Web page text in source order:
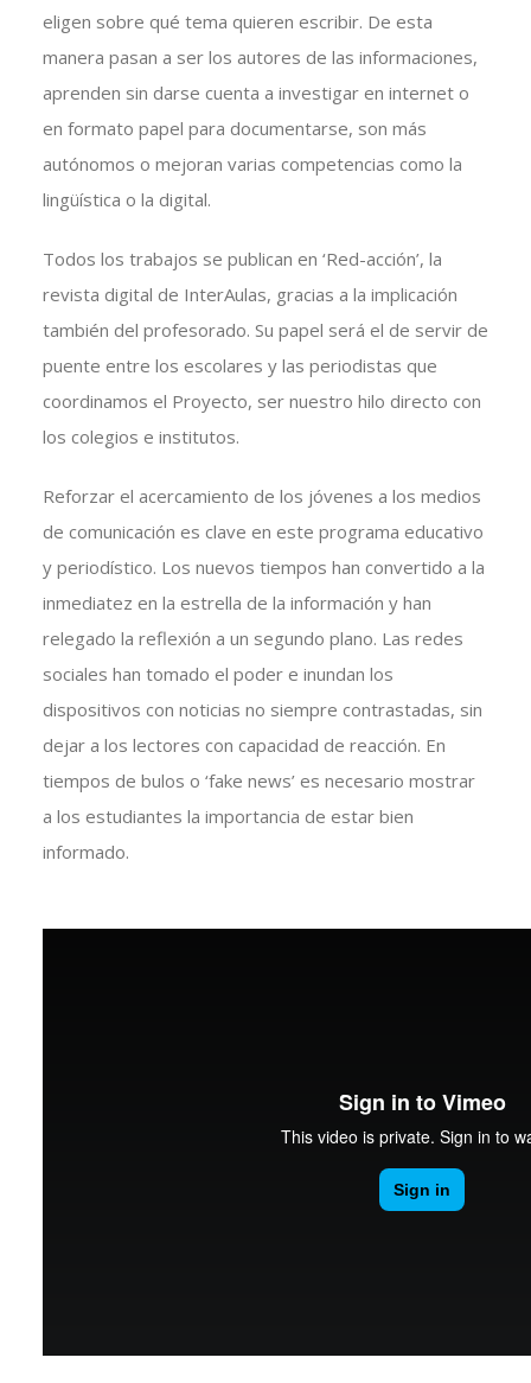
eligen sobre qué tema quieren escribir. De esta
manera pasan a ser los autores de las informaciones,
aprenden sin darse cuenta a investigar en internet o
en formato papel para documentarse, son más
autónomos o mejoran varias competencias como la
lingüística o la digital.
Todos los trabajos se publican en ‘Red-acción’, la
revista digital de InterAulas, gracias a la implicación
también del profesorado. Su papel será el de servir de
puente entre los escolares y las periodistas que
coordinamos el Proyecto, ser nuestro hilo directo con
los colegios e institutos.
Reforzar el acercamiento de los jóvenes a los medios
de comunicación es clave en este programa educativo
y periodístico. Los nuevos tiempos han convertido a la
inmediatez en la estrella de la información y han
relegado la reflexión a un segundo plano. Las redes
sociales han tomado el poder e inundan los
dispositivos con noticias no siempre contrastadas, sin
dejar a los lectores con capacidad de reacción. En
tiempos de bulos o ‘fake news’ es necesario mostrar
a los estudiantes la importancia de estar bien
informado.